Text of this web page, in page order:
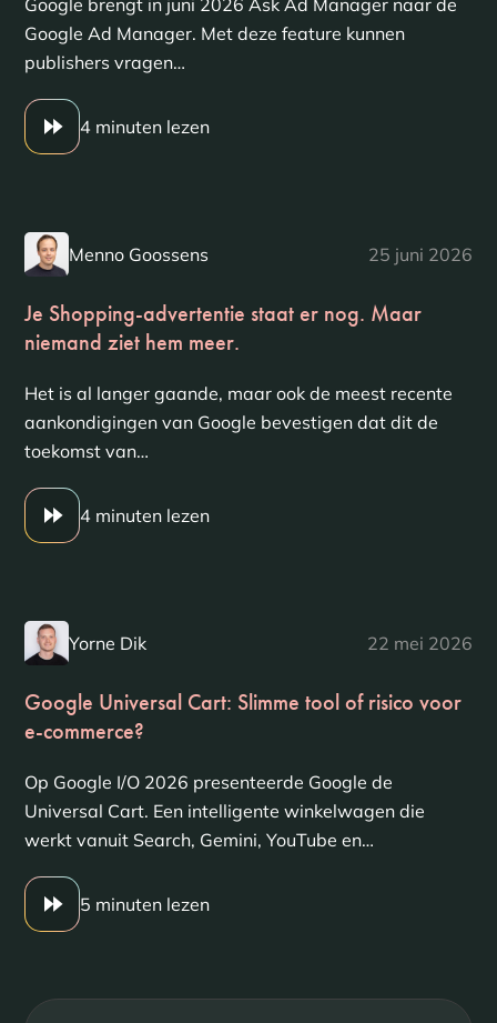
Google brengt in juni 2026 Ask Ad Manager naar de
Google Ad Manager. Met deze feature kunnen
publishers vragen…
4 minuten lezen
Menno Goossens 25 juni 2026
Je Shopping-advertentie staat er nog. Maar
niemand ziet hem meer.
Het is al langer gaande, maar ook de meest recente
aankondigingen van Google bevestigen dat dit de
toekomst van…
4 minuten lezen
Yorne Dik 22 mei 2026
Google Universal Cart: Slimme tool of risico voor
e-commerce?
Op Google I/O 2026 presenteerde Google de
Universal Cart. Een intelligente winkelwagen die
werkt vanuit Search, Gemini, YouTube en…
5 minuten lezen